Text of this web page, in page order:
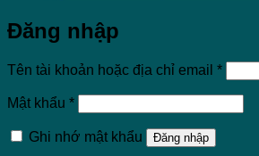
Đăng nhập
Tên tài khoản hoặc địa chỉ email *Bắt
buộc
Mật khẩu *Bắt
buộc
Ghi nhớ mật khẩu
Đăng nhập